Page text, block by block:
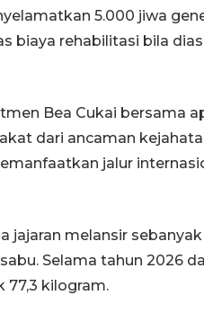
5.000 jiwa
biaya rehabilitasi bila
Bea Cukai bersama
dari ancaman
jalur
jajaran melansir
Selama tahun 2026
77,3 kilogram.
02 April